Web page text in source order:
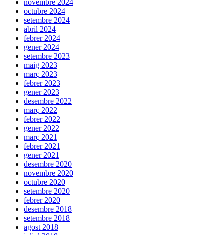
novembre 2024
octubre 2024
setembre 2024
abril 2024
febrer 2024
gener 2024
setembre 2023
maig 2023
març 2023
febrer 2023
gener 2023
desembre 2022
març 2022
febrer 2022
gener 2022
març 2021
febrer 2021
gener 2021
desembre 2020
novembre 2020
octubre 2020
setembre 2020
febrer 2020
desembre 2018
setembre 2018
agost 2018